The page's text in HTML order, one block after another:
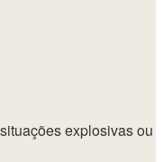
explosivas ou